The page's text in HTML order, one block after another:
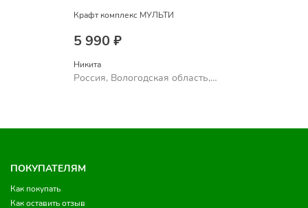
Крафт комплекс МУЛЬТИ
5 990 ₽
Никита
Россия, Вологодская область,
ПОКУПАТЕЛЯМ
Как покупать
Как оставить отзыв